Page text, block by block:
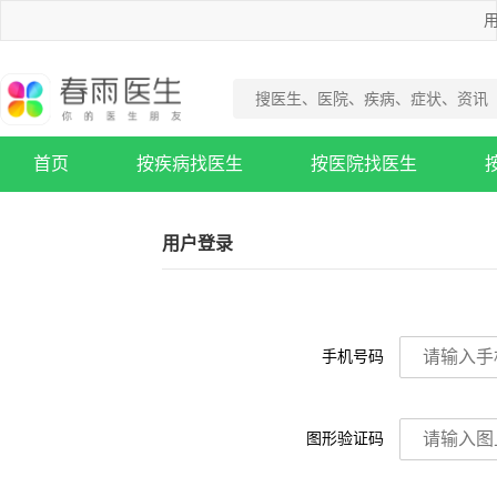
首页 按疾病找医生 按医院找医生
用户登录
手机号码
图形验证码